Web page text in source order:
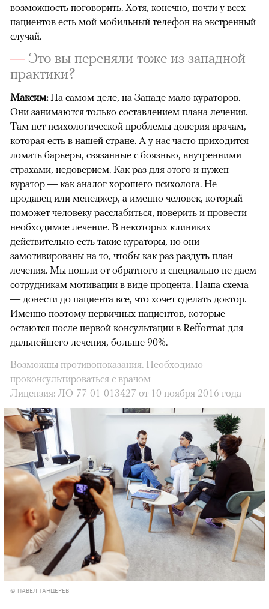
возможность поговорить. Хотя, конечно, почти у всех
пациентов есть мой мобильный телефон на экстренный
случай.
—Это вы переняли тоже из западной
практики?
Максим: На самом деле, на Западе мало кураторов.
Они занимаются только составлением плана лечения.
Там нет психологической проблемы доверия врачам,
которая есть в нашей стране. А у нас часто приходится
ломать барьеры, связанные с боязнью, внутренними
страхами, недоверием. Как раз для этого и нужен
куратор — как аналог хорошего психолога. Не
продавец или менеджер, а именно человек, который
поможет человеку расслабиться, поверить и провести
необходимое лечение. В некоторых клиниках
действительно есть такие кураторы, но они
замотивированы на то, чтобы как раз раздуть план
лечения. Мы пошли от обратного и специально не даем
сотрудникам мотивации в виде процента. Наша схема
— донести до пациента все, что хочет сделать доктор.
Именно поэтому первичных пациентов, которые
остаются после первой консультации в Refformat для
дальнейшего лечения, больше 90%.
Возможны противопоказания. Необходимо
проконсультироваться с врачом
Лицензия: ЛО-77-01-013427 от 10 ноября 2016 года
© ПАВЕЛ ТАНЦЕРЕВ